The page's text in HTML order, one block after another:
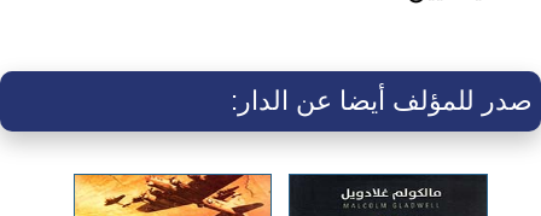
صدر للمؤلف أيضا عن الدار: